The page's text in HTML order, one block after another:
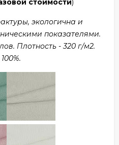
стоимости)
экологична и
показателями.
Плотность - 320 г/м2.